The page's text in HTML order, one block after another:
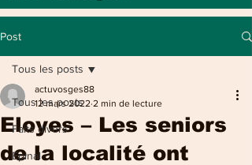
Post
Tous les posts
Faits divers
Epinal
Tous les posts
Eloyes – Les seniors
de la localité ont
actuvosges88
12 mars 2022 2 min de lecture